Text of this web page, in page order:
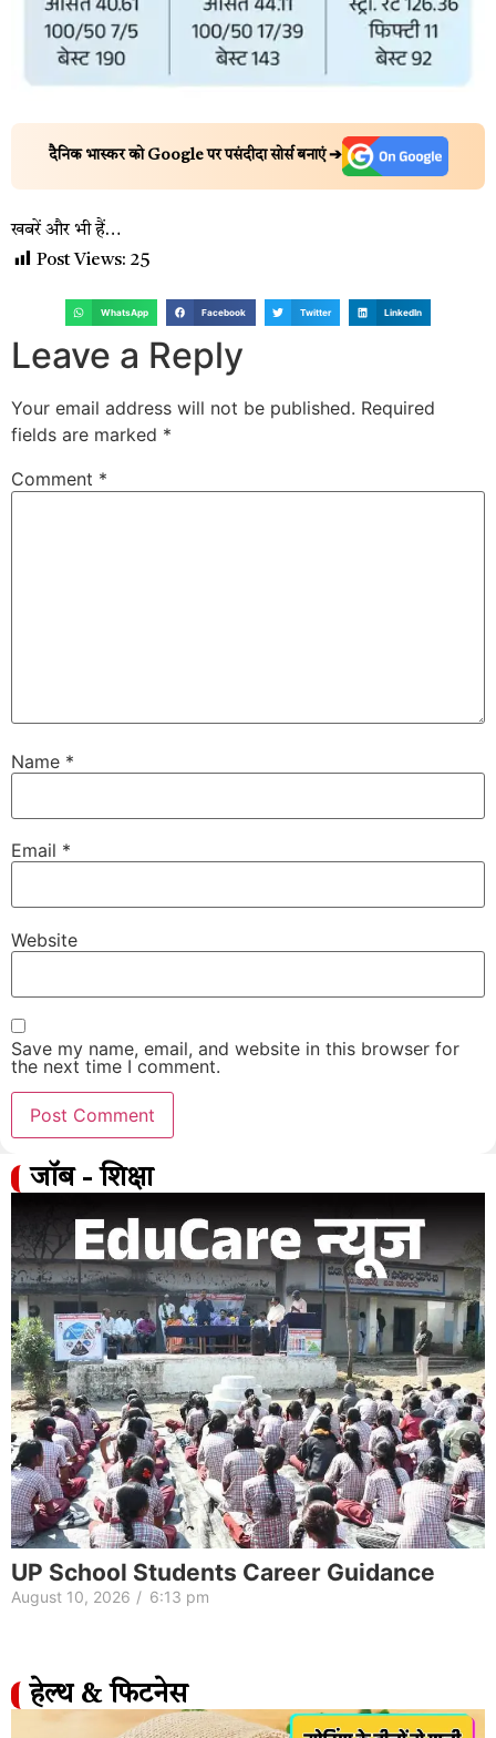
दैनिक भास्कर को Google पर पसंदीदा सोर्स बनाएं ➔
खबरें और भी हैं…
Post Views: 25
WhatsApp Facebook Twitter LinkedIn
Leave a Reply
Your email address will not be published. Required
fields are marked *
Comment *
Name *
Email *
Website
Save my name, email, and website in this browser for
the next time I comment.
जॉब - शिक्षा
UP School Students Career Guidance
August 10, 2026 / 6:13 pm
हेल्थ & फिटनेस